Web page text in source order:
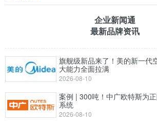
企业新闻通
最新品牌资讯
旗舰级新品来了！美的新一代
大能力全面拉满
2026-08-10
案例 | 300吨！中广欧特斯为
系统
2026-08-10